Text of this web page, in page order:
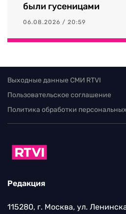
были гусеницами
06.08.2026 / 20:59
Выходные данные СМИ RTVI
Пользовательское соглашение
Политика обработки
Редакция
115280, г. Москва, ул.